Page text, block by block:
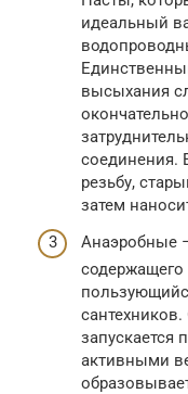
идеальный
высыхания
соединения.
резьбу,
затем
Анаэробные
запускается
активными